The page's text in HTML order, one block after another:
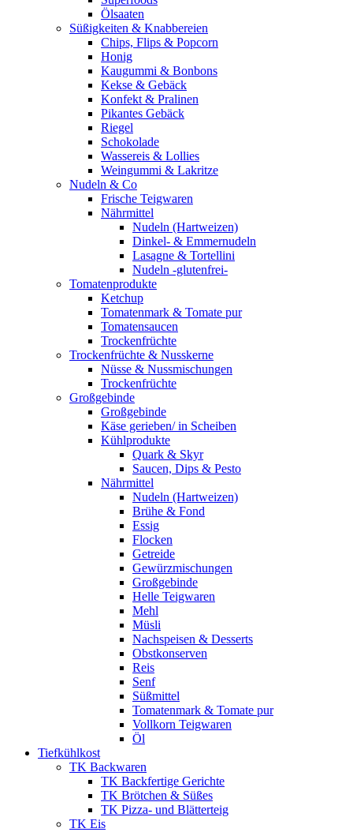
Ölsaaten
Süßigkeiten & Knabbereien
Chips, Flips & Popcorn
Honig
Kaugummi & Bonbons
Kekse & Gebäck
Konfekt & Pralinen
Pikantes Gebäck
Riegel
Schokolade
Wassereis & Lollies
Weingummi & Lakritze
Nudeln & Co
Frische Teigwaren
Nährmittel
Nudeln (Hartweizen)
Dinkel- & Emmernudeln
Lasagne & Tortellini
Nudeln -glutenfrei-
Tomatenprodukte
Ketchup
Tomatenmark & Tomate pur
Tomatensaucen
Trockenfrüchte
Trockenfrüchte & Nusskerne
Nüsse & Nussmischungen
Trockenfrüchte
Großgebinde
Großgebinde
Käse gerieben/ in Scheiben
Kühlprodukte
Quark & Skyr
Saucen, Dips & Pesto
Nährmittel
Nudeln (Hartweizen)
Brühe & Fond
Essig
Flocken
Getreide
Gewürzmischungen
Großgebinde
Helle Teigwaren
Mehl
Müsli
Nachspeisen & Desserts
Obstkonserven
Reis
Senf
Süßmittel
Tomatenmark & Tomate pur
Vollkorn Teigwaren
Öl
Tiefkühlkost
TK Backwaren
TK Backfertige Gerichte
TK Brötchen & Süßes
TK Pizza- und Blätterteig
TK Eis